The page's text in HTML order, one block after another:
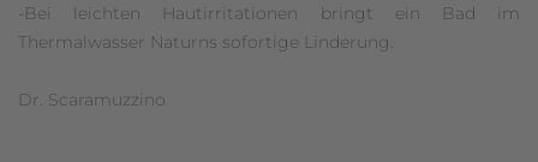
-Bei leichten Hautirritationen bringt ein Bad im
Thermalwasser Naturns sofortige Linderung.
Dr. Scaramuzzino